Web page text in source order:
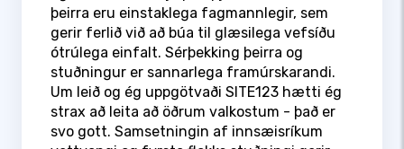
þeirra eru einstaklega fagmannlegir, sem
gerir ferlið við að búa til glæsilega vefsíðu
ótrúlega einfalt. Sérþekking þeirra og
stuðningur er sannarlega framúrskarandi.
Um leið og ég uppgötvaði SITE123 hætti ég
strax að leita að öðrum valkostum - það er
svo gott. Samsetningin af innsæisríkum